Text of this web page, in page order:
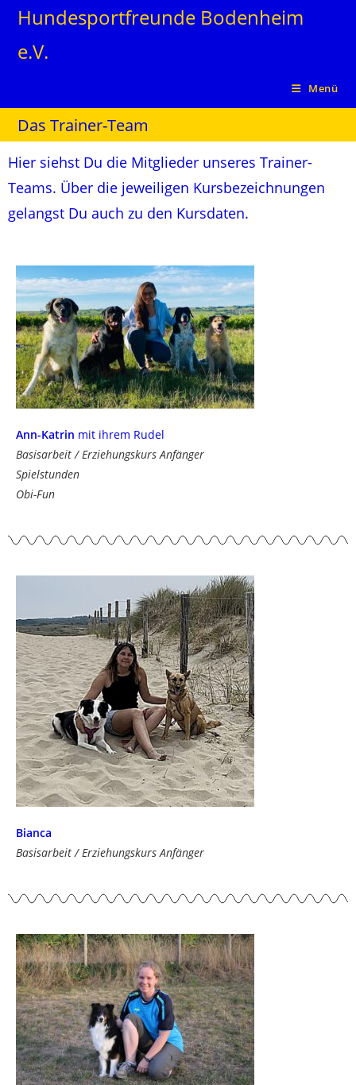
Hundesportfreunde Bodenheim
e.V.
Menü
Das Trainer-Team
Hier siehst Du die Mitglieder unseres Trainer-
Teams. Über die jeweiligen Kursbezeichnungen
gelangst Du auch zu den Kursdaten.
Ann-Katrin mit ihrem Rudel
Basisarbeit / Erziehungskurs Anfänger
Spielstunden
Obi-Fun
Bianca
Basisarbeit / Erziehungskurs Anfänger